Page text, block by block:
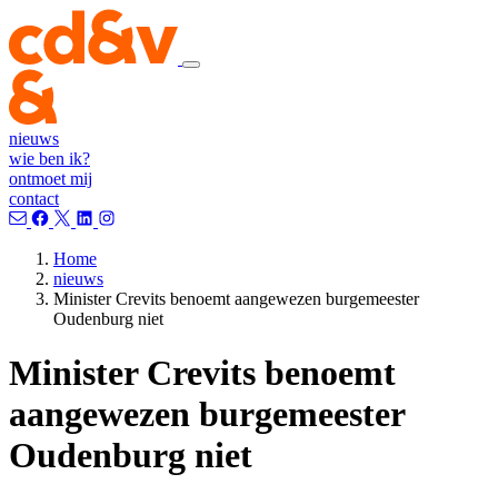
nieuws
wie ben ik?
ontmoet mij
contact
Home
nieuws
Minister Crevits benoemt aangewezen burgemeester
Oudenburg niet
Minister Crevits benoemt
aangewezen burgemeester
Oudenburg niet